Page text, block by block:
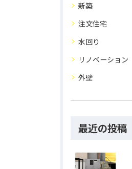
新築
注文住宅
水回り
リノベーション
外壁
最近の投稿